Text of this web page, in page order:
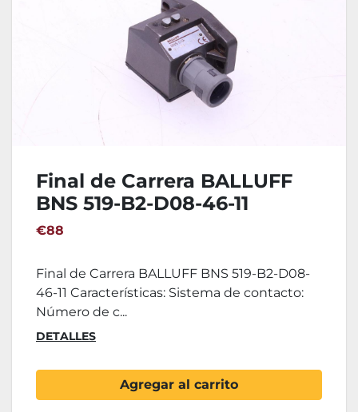
Final de Carrera BALLUFF
BNS 519-B2-D08-46-11
€88
Final de Carrera BALLUFF BNS 519-B2-D08-
46-11 Características: Sistema de contacto:
Número de c...
DETALLES
Agregar al carrito